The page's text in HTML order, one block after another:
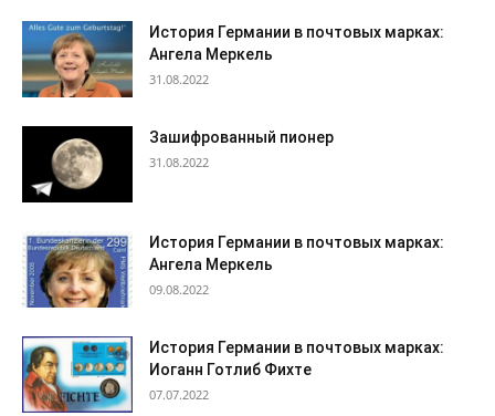
История Германии в почтовых марках:
Ангела Меркель
31.08.2022
Зашифрованный пионер
31.08.2022
История Германии в почтовых марках:
Ангела Меркель
09.08.2022
История Германии в почтовых марках:
Иоганн Готлиб Фихте
07.07.2022